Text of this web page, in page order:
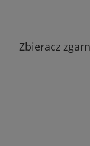
Zbieracz